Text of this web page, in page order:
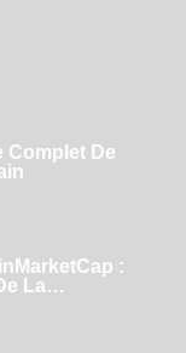
Complet De
:
La